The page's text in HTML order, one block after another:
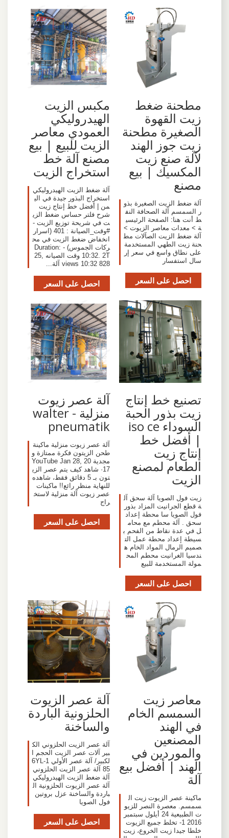
مطحنة ضغط
زيت القهوة
الصغيرة مطحنة
زيت جوز الهند
لآلة صنع زيت
المكسيك | بيع
مصنع
آلة ضغط الزيت الصغيرة بذو
ر السمسم آلة الصحافة النف
ط أنت هنا: الصفحة الرئيسي
ة > معدات معاصر الزيوت >
آلة ضغط الزيت الصآلات مط
حنة زيت الطهي المستخدمة
على نطاق واسع في سعر إر
سال استفسار
احصل على السعر
مكبس الزيت
الهيدروليكي
العمودي معاصر
الزيت للبيع | بيع
مصنع آلة خط
استخراج الزيت
آلة ضغط الزيت الهيدروليكي
استخراج البذور جيدة في الي
من | أفضل خط إنتاج زيت
شرح فلتر حساس ضغط الزي
ت في شريحة توزيع الزيت -
#وقت_الصيانة : 401 (اسرار
انخفاض ضغط الزيت في مح
ركات الجموس) - Duration:
10:32. 2T وقت الصيانه 25,
828 views 10:32 آلة...
احصل على السعر
تصنيع خط إنتاج
زيت بذور الحبة
السوداء iso ce
| أفضل خط
إنتاج زيت
الطعام لمصنع
الزيت
زيت فول الصويا آلة سحق آل
ة قطع الجرانيت المزاد بذور
فول الصويا سا محطة إعداد
سحق . آلة محطم مع محام
ل في عدة نقاط من الفحم ب
سيطة إعداد محطة عمل الت
صميم الرمال المواد الخام ه
ندسيا الغرانيت محطم المح
مولة المستخدمة للبيع
احصل على السعر
آلة عصر زيوت
منزلية - walter
pneumatik
آلة عصر زيوت منزلية ماكينة
طحن الزيتون فكرة ممتازة و
مجدية YouTube Jan 28, 20
17· شاهد كيف يتم عصر الزي
تون بـ 5 دقائق فقط، شاهده
للنهاية منظر رائع!! ماكينات
عصر زيوت آلة منزلية لاستخ
راج
احصل على السعر
معاصر زيت
السمسم الخام
في الهند
المصنعين
والموردين في
الهند | أفضل بيع
آلة
ماكينة عصر الزيوت زيت ال
سمسم. معصرة النصر للزيو
ت الطبيعية 24 أيلول سبتمبر
2016 1- تخلط جميع الزيوت
خلطا جيدا زيت الخروع، زيت
آلة عصر الزيوت
الحلزونية الباردة
والساخنة
آلة عصر الزيت الحلزوني الك
بير آلات عصر الزيت الحجم ا
لكبير/ آلة عصر الأولي 6YL-1
85 آلة عصر الزيت الحلزوني
آلة ضغط الزيت الهيدروليكي
آلة عصر الزيوت الحلزونية ال
باردة والساخنة عزل بروتين
فول الصويا
احصل على السعر